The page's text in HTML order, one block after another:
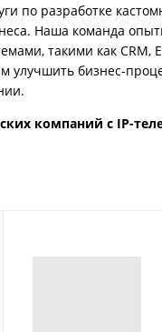
по разработке
Наша команда
такими как CRM,
улучшить бизнес-
компаний с IP-